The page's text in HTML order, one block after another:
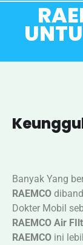
Banyak Yang
RAEMCO
Dokter Mobil
RAEMCO Air
RAEMCO ini